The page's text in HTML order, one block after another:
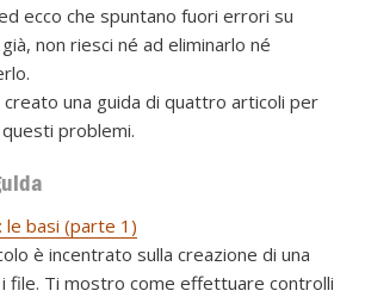
ecco che spuntano fuori errori su
non riesci né ad eliminarlo né
una guida di quattro articoli per
problemi.
le basi (parte 1)
è incentrato sulla creazione di una
file. Ti mostro come effettuare controlli